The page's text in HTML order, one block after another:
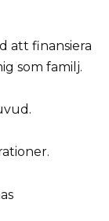
att finansiera
som familj.